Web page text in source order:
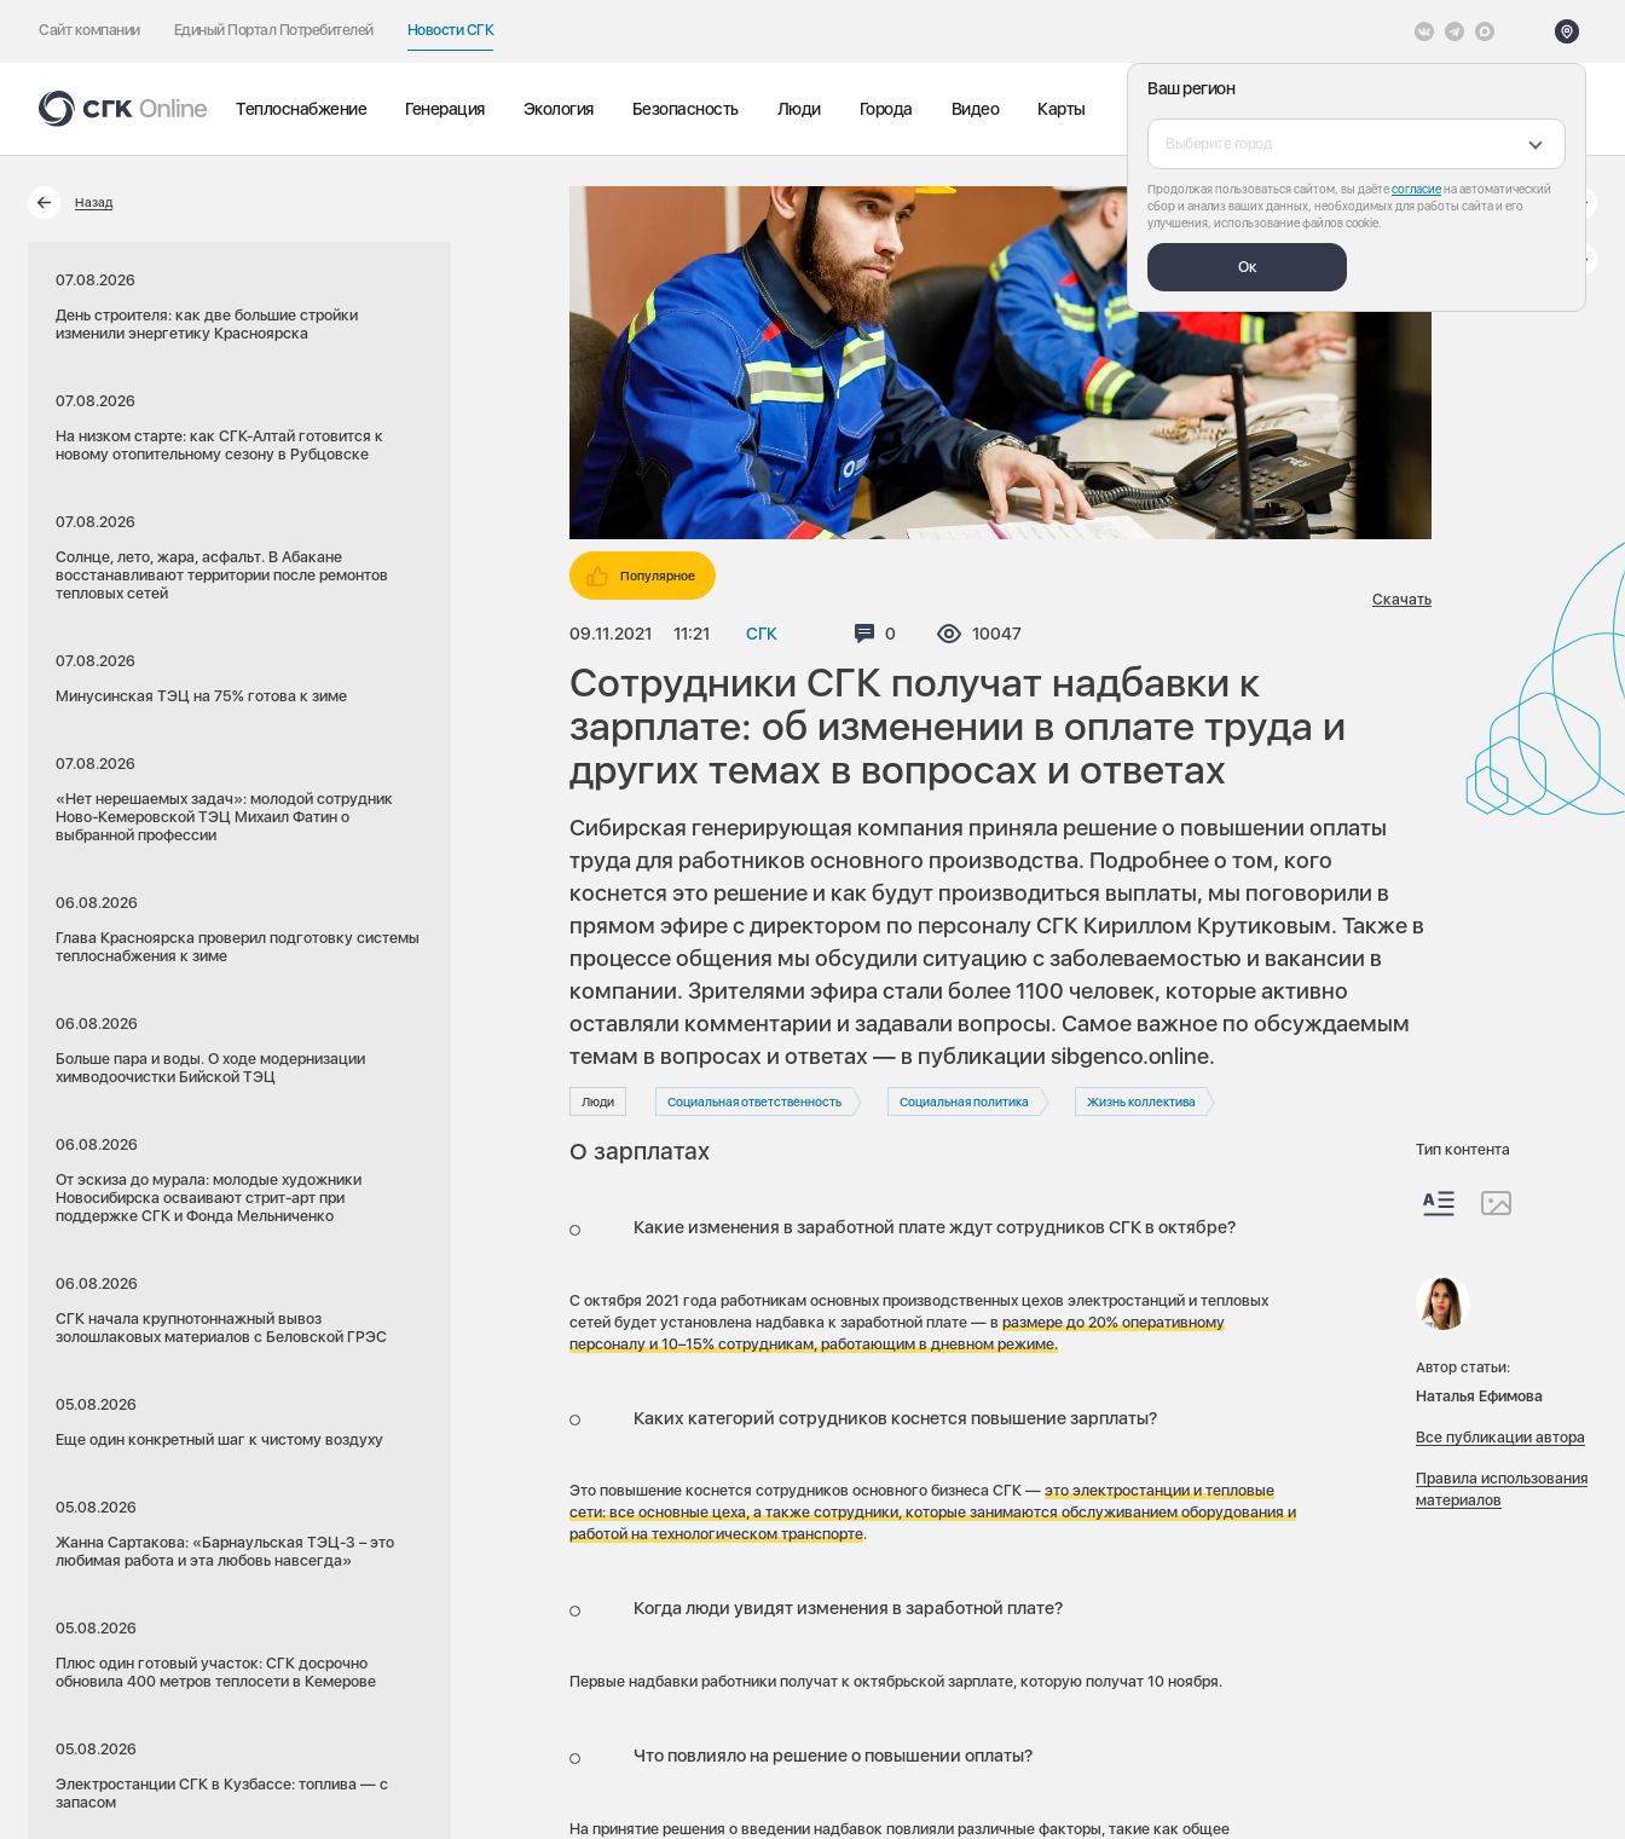
Сайт компании Единый Портал Потребителей Новости СГК
Ваш регион
Выберите город
Продолжая пользоваться сайтом, вы даётесогласиена автоматический
сбор и анализ ваших данных, необходимых для работы сайта и его
улучшения, использование файлов cookie.
Ок
Теплоснабжение Генерация Экология Безопасность Люди Города Видео Карты
Назад
07.08.2026
День строителя: как две большие стройки
изменили энергетику Красноярска
07.08.2026
На низком старте: как СГК-Алтай готовится к
новому отопительному сезону в Рубцовске
07.08.2026
Солнце, лето, жара, асфальт. В Абакане
восстанавливают территории после ремонтов
тепловых сетей
07.08.2026
Минусинская ТЭЦ на 75% готова к зиме
07.08.2026
«Нет нерешаемых задач»: молодой сотрудник
Ново-Кемеровской ТЭЦ Михаил Фатин о
выбранной профессии
06.08.2026
Глава Красноярска проверил подготовку системы
теплоснабжения к зиме
06.08.2026
Больше пара и воды. О ходе модернизации
химводоочистки Бийской ТЭЦ
06.08.2026
От эскиза до мурала: молодые художники
Новосибирска осваивают стрит-арт при
поддержке СГК и Фонда Мельниченко
06.08.2026
СГК начала крупнотоннажный вывоз
золошлаковых материалов с Беловской ГРЭС
05.08.2026
Еще один конкретный шаг к чистому воздуху
05.08.2026
Жанна Сартакова: «Барнаульская ТЭЦ-3 – это
любимая работа и эта любовь навсегда»
05.08.2026
Плюс один готовый участок: СГК досрочно
обновила 400 метров теплосети в Кемерове
05.08.2026
Электростанции СГК в Кузбассе: топлива — с
запасом
Популярное
09.11.2021 11:21 СГК Комментариев:
0 Просмотров:
10047
Скачать
Сотрудники СГК получат надбавки к
зарплате: об изменении в оплате труда и
других темах в вопросах и ответах
Сибирская генерирующая компания приняла решение о повышении оплаты
труда для работников основного производства. Подробнее о том, кого
коснется это решение и как будут производиться выплаты, мы поговорили в
прямом эфире с директором по персоналу СГК Кириллом Крутиковым. Также в
процессе общения мы обсудили ситуацию с заболеваемостью и вакансии в
компании. Зрителями эфира стали более 1100 человек, которые активно
оставляли комментарии и задавали вопросы. Самое важное по обсуждаемым
темам в вопросах и ответах — в публикации sibgenco.online.
Люди Социальная ответственность Социальная политика Жизнь коллектива
О зарплатах
Какие изменения в заработной плате ждут сотрудников СГК в октябре?
С октября 2021 года работникам основных производственных цехов электростанций и тепловых
сетей будет установлена надбавка к заработной плате — вразмере до 20% оперативному
персоналу и 10–15% сотрудникам, работающим в дневном режиме.
Каких категорий сотрудников коснется повышение зарплаты?
Это повышение коснется сотрудников основного бизнеса СГК —это электростанции и тепловые
сети: все основные цеха, а также сотрудники, которые занимаются обслуживанием оборудования и
работой на технологическом транспорте.
Когда люди увидят изменения в заработной плате?
Первые надбавки работники получат к октябрьской зарплате, которую получат 10 ноября.
Что повлияло на решение о повышении оплаты?
На принятие решения о введении надбавок повлияли различные факторы, такие как общее
Тип контента
Автор статьи:
Наталья Ефимова
Все публикации автора
Правила использования
материалов